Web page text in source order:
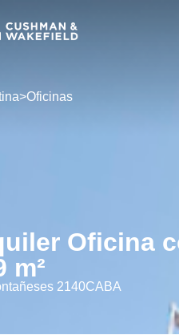
>Oficinas
Oficina
m²
2140CABA